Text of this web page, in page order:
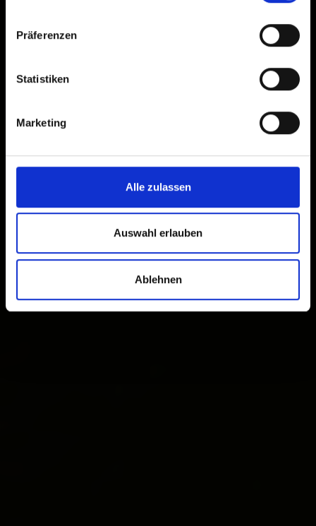
Präferenzen
Statistiken
Marketing
Alle zulassen
Auswahl erlauben
Ablehnen